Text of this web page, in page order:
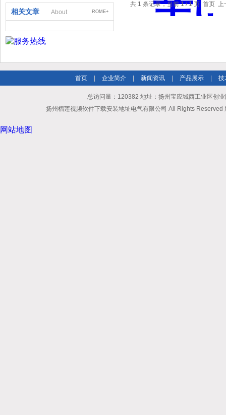
相关文章 About ROME+
共 1 条记录，当前 1 / 1 页 首页
首页 企业简介 新闻资讯 产品展示 技
总访问量：120382 地址：扬州宝应城西工业区
扬州榴莲视频软件下载安装地址电气有限公司 All Rights Reserved
网站地图